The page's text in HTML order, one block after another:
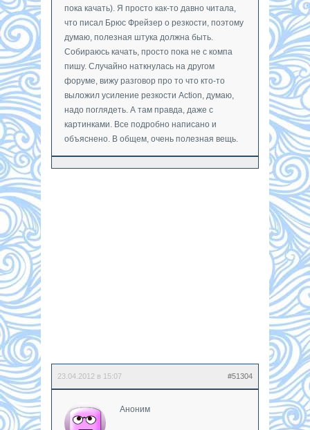
пока качать). Я просто как-то давно читала,
что писал Брюс Фрейзер о резкости, поэтому
думаю, полезная штука должна быть.
Собираюсь качать, просто пока не с компа
пишу. Случайно наткнулась на другом
форуме, вижу разговор про то что кто-то
выложил усиление резкости Аction, думаю,
надо поглядеть. А там правда, даже с
картинками. Все подробно написано и
объяснено. В общем, очень полезная вещь.
23.04.2012 в 15:07 #51304
Аноним